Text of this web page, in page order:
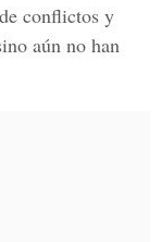
conflictos y
aún no han